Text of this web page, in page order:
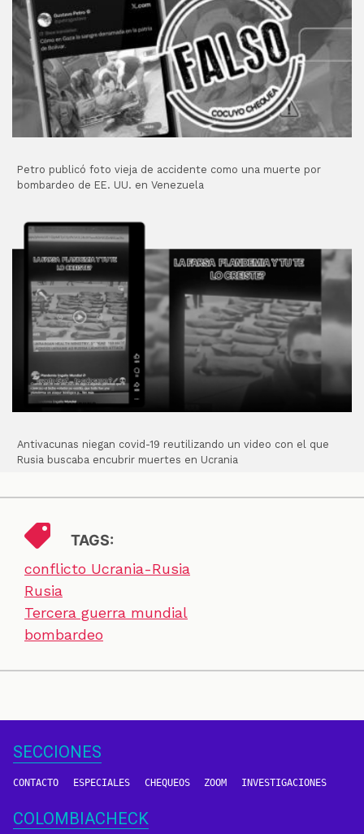
Petro publicó foto vieja de accidente como una muerte por
bombardeo de EE. UU. en Venezuela
Antivacunas niegan covid-19 reutilizando un video con el que
Rusia buscaba encubrir muertes en Ucrania
TAGS:
conflicto Ucrania-Rusia
Rusia
Tercera guerra mundial
bombardeo
SECCIONES
CONTACTO ESPECIALES CHEQUEOS ZOOM INVESTIGACIONES
COLOMBIACHECK